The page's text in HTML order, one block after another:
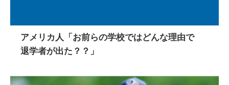
アメリカ人「お前らの学校ではどんな理由で
退学者が出た？？」